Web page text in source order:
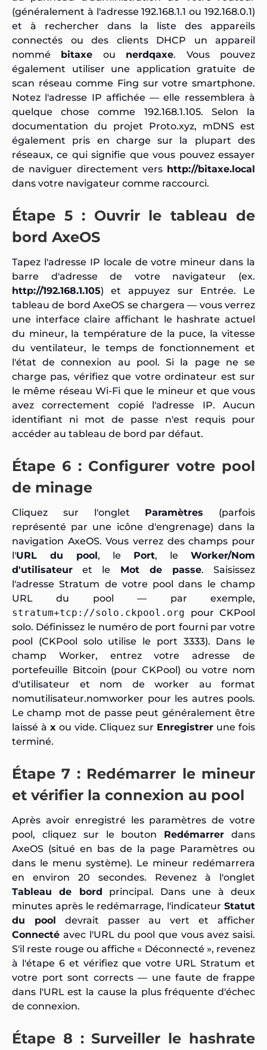
(généralement à l'adresse 192.168.1.1 ou 192.168.0.1)
et à rechercher dans la liste des appareils
connectés ou des clients DHCP un appareil
nommé bitaxe ou nerdqaxe. Vous pouvez
également utiliser une application gratuite de
scan réseau comme Fing sur votre smartphone.
Notez l'adresse IP affichée — elle ressemblera à
quelque chose comme 192.168.1.105. Selon la
documentation du projet Proto.xyz, mDNS est
également pris en charge sur la plupart des
réseaux, ce qui signifie que vous pouvez essayer
de naviguer directement vers http://bitaxe.local
dans votre navigateur comme raccourci.
Étape 5 : Ouvrir le tableau de
bord AxeOS
Tapez l'adresse IP locale de votre mineur dans la
barre d'adresse de votre navigateur (ex.
http://192.168.1.105) et appuyez sur Entrée. Le
tableau de bord AxeOS se chargera — vous verrez
une interface claire affichant le hashrate actuel
du mineur, la température de la puce, la vitesse
du ventilateur, le temps de fonctionnement et
l'état de connexion au pool. Si la page ne se
charge pas, vérifiez que votre ordinateur est sur
le même réseau Wi-Fi que le mineur et que vous
avez correctement copié l'adresse IP. Aucun
identifiant ni mot de passe n'est requis pour
accéder au tableau de bord par défaut.
Étape 6 : Configurer votre pool
de minage
Cliquez sur l'onglet Paramètres (parfois
représenté par une icône d'engrenage) dans la
navigation AxeOS. Vous verrez des champs pour
l'URL du pool, le Port, le Worker/Nom
d'utilisateur et le Mot de passe. Saisissez
l'adresse Stratum de votre pool dans le champ
URL du pool — par exemple,
stratum+tcp://solo.ckpool.org pour CKPool
solo. Définissez le numéro de port fourni par votre
pool (CKPool solo utilise le port 3333). Dans le
champ Worker, entrez votre adresse de
portefeuille Bitcoin (pour CKPool) ou votre nom
d'utilisateur et nom de worker au format
nomutilisateur.nomworker pour les autres pools.
Le champ mot de passe peut généralement être
laissé à x ou vide. Cliquez sur Enregistrer une fois
terminé.
Étape 7 : Redémarrer le mineur
et vérifier la connexion au pool
Après avoir enregistré les paramètres de votre
pool, cliquez sur le bouton Redémarrer dans
AxeOS (situé en bas de la page Paramètres ou
dans le menu système). Le mineur redémarrera
en environ 20 secondes. Revenez à l'onglet
Tableau de bord principal. Dans une à deux
minutes après le redémarrage, l'indicateur Statut
du pool devrait passer au vert et afficher
Connecté avec l'URL du pool que vous avez saisi.
S'il reste rouge ou affiche « Déconnecté », revenez
à l'étape 6 et vérifiez que votre URL Stratum et
votre port sont corrects — une faute de frappe
dans l'URL est la cause la plus fréquente d'échec
de connexion.
Étape 8 : Surveiller le hashrate